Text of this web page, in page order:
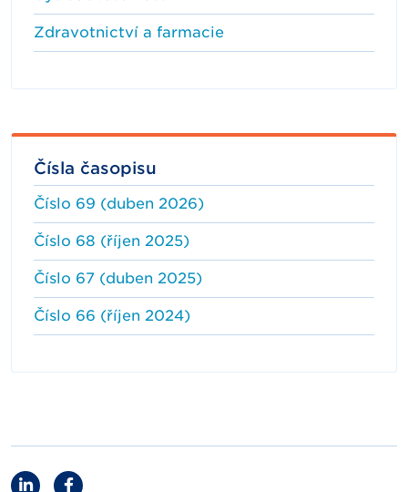
Zdravotnictví a farmacie
Čísla časopisu
Číslo 69 (duben 2026)
Číslo 68 (říjen 2025)
Číslo 67 (duben 2025)
Číslo 66 (říjen 2024)